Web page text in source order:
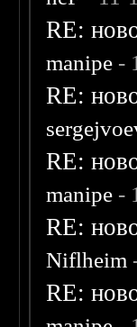
RE:
manipe -
RE:
RE:
manipe -
RE:
Niflheim
RE: